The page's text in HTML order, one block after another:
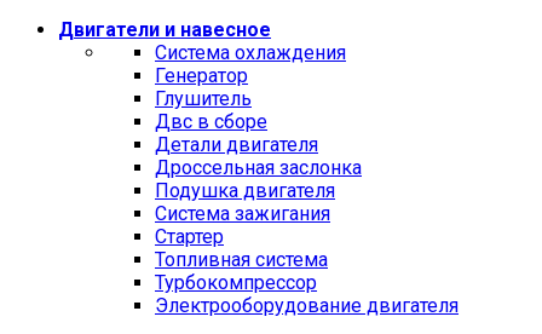
Двигатели и навесное
Cистема охлаждения
Генератор
Глушитель
Двс в сборе
Детали двигателя
Дроссельная заслонка
Подушка двигателя
Система зажигания
Стартер
Топливная система
Турбокомпрессор
Электрооборудование двигателя